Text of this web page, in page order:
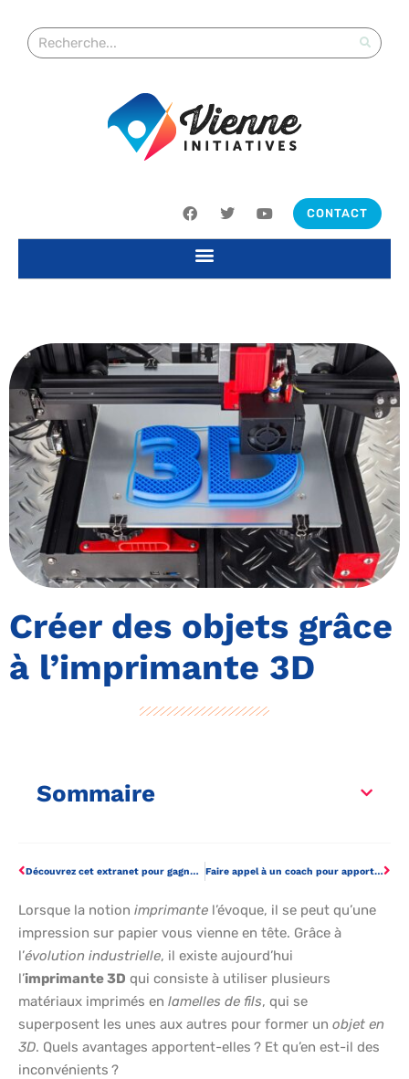
CONTACT
Créer des objets grâce
à l’imprimante 3D
Sommaire
Découvrez cet extranet pour gagner en praticité Faire appel à un coach pour apporter du bien-être aux salariés d’une entreprise
Lorsque la notion imprimante l’évoque, il se peut qu’une
impression sur papier vous vienne en tête. Grâce à
l’évolution industrielle, il existe aujourd’hui
l’imprimante 3D qui consiste à utiliser plusieurs
matériaux imprimés en lamelles de fils, qui se
superposent les unes aux autres pour former un objet en
3D. Quels avantages apportent-elles ? Et qu’en est-il des
inconvénients ?